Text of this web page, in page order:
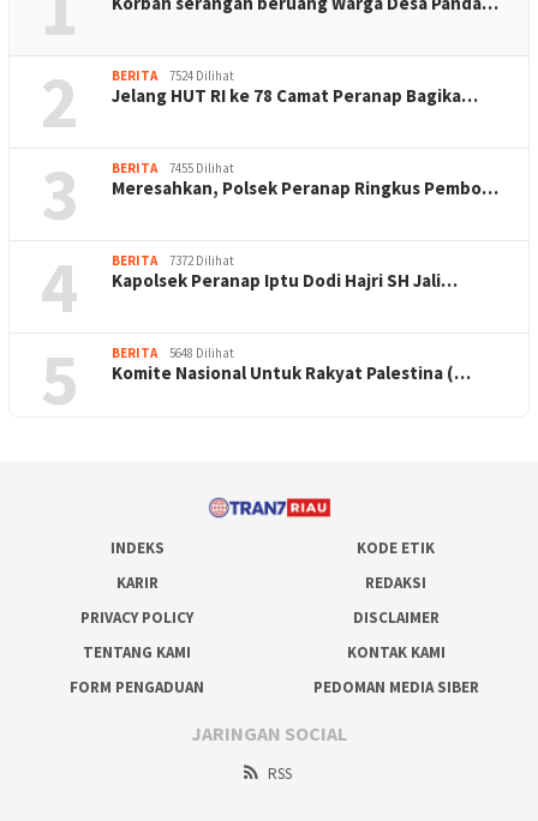
2 BERITA 7524 Dilihat
Jelang HUT RI ke 78 Camat Peranap Bagika…
3 BERITA 7455 Dilihat
Meresahkan, Polsek Peranap Ringkus Pembo…
4 BERITA 7372 Dilihat
Kapolsek Peranap Iptu Dodi Hajri SH Jali…
5 BERITA 5648 Dilihat
Komite Nasional Untuk Rakyat Palestina (…
INDEKS
KODE ETIK
KARIR
REDAKSI
PRIVACY POLICY
DISCLAIMER
TENTANG KAMI
KONTAK KAMI
FORM PENGADUAN
PEDOMAN MEDIA SIBER
JARINGAN SOCIAL
RSS